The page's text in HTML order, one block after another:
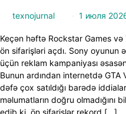
texnojurnal 1 июля
Keçən həftə Rockstar Games
ön sifarişləri açdı. Sony oyunun
üçün reklam kampaniyası
Bunun ardından internetdə
dəfə çox satıldığı barədə
məlumatların doğru
edib ki, ön sifarişlər rekord […]